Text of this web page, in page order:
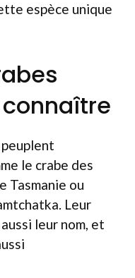
espèce unique
connaître
le crabe des
Tasmanie ou
Leur
leur nom, et